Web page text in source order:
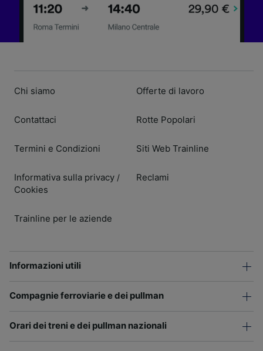
Chi siamo
Contattaci
Termini e Condizioni
Informativa sulla privacy /
Cookies
Trainline per le aziende
Offerte di lavoro
Rotte Popolari
Siti Web Trainline
Reclami
Informazioni utili
Compagnie ferroviarie e dei pullman
Orari dei treni e dei pullman nazionali